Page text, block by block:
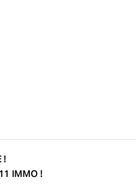
!
IMMO !